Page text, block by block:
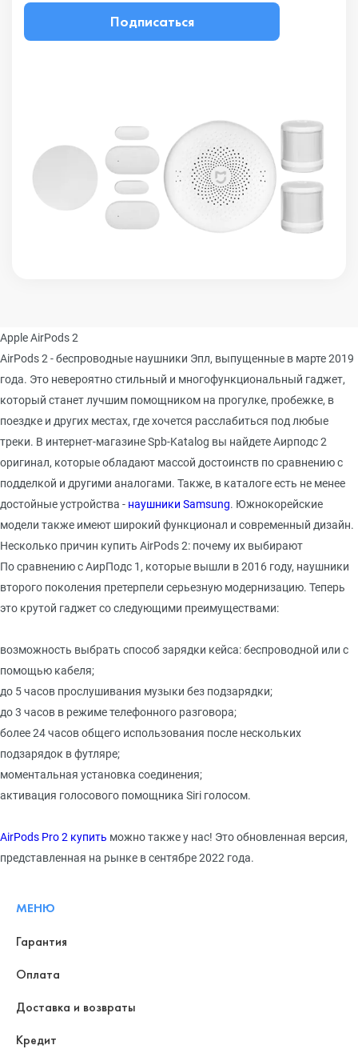
Подписаться
Apple AirPods 2
AirPods 2 - беспроводные наушники Эпл, выпущенные в марте 2019
года. Это невероятно стильный и многофункциональный гаджет,
который станет лучшим помощником на прогулке, пробежке, в
поездке и других местах, где хочется расслабиться под любые
треки. В интернет-магазине Spb-Katalog вы найдете Аирподс 2
оригинал, которые обладают массой достоинств по сравнению с
подделкой и другими аналогами. Также, в каталоге есть не менее
достойные устройства - наушники Samsung. Южнокорейские
модели также имеют широкий функционал и современный дизайн.
Несколько причин купить AirPods 2: почему их выбирают
По сравнению с АирПодс 1, которые вышли в 2016 году, наушники
второго поколения претерпели серьезную модернизацию. Теперь
это крутой гаджет со следующими преимуществами:
возможность выбрать способ зарядки кейса: беспроводной или с
помощью кабеля;
до 5 часов прослушивания музыки без подзарядки;
до 3 часов в режиме телефонного разговора;
более 24 часов общего использования после нескольких
подзарядок в футляре;
моментальная установка соединения;
активация голосового помощника Siri голосом.
AirPods Pro 2 купить можно также у нас! Это обновленная версия,
представленная на рынке в сентябре 2022 года.
МЕНЮ
Гарантия
Оплата
Доставка и возвраты
Кредит